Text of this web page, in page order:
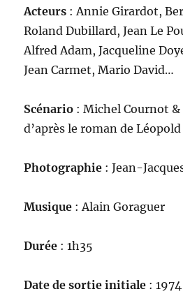
Acteurs : Annie Girardot,
Roland Dubillard, Jean Le
Alfred Adam, Jacqueline
Jean Carmet, Mario David…
Scénario : Michel Cournot &
d’après le roman de
Photographie : Jean-
Musique : Alain Goraguer
Durée : 1h35
Date de sortie initiale : 1974